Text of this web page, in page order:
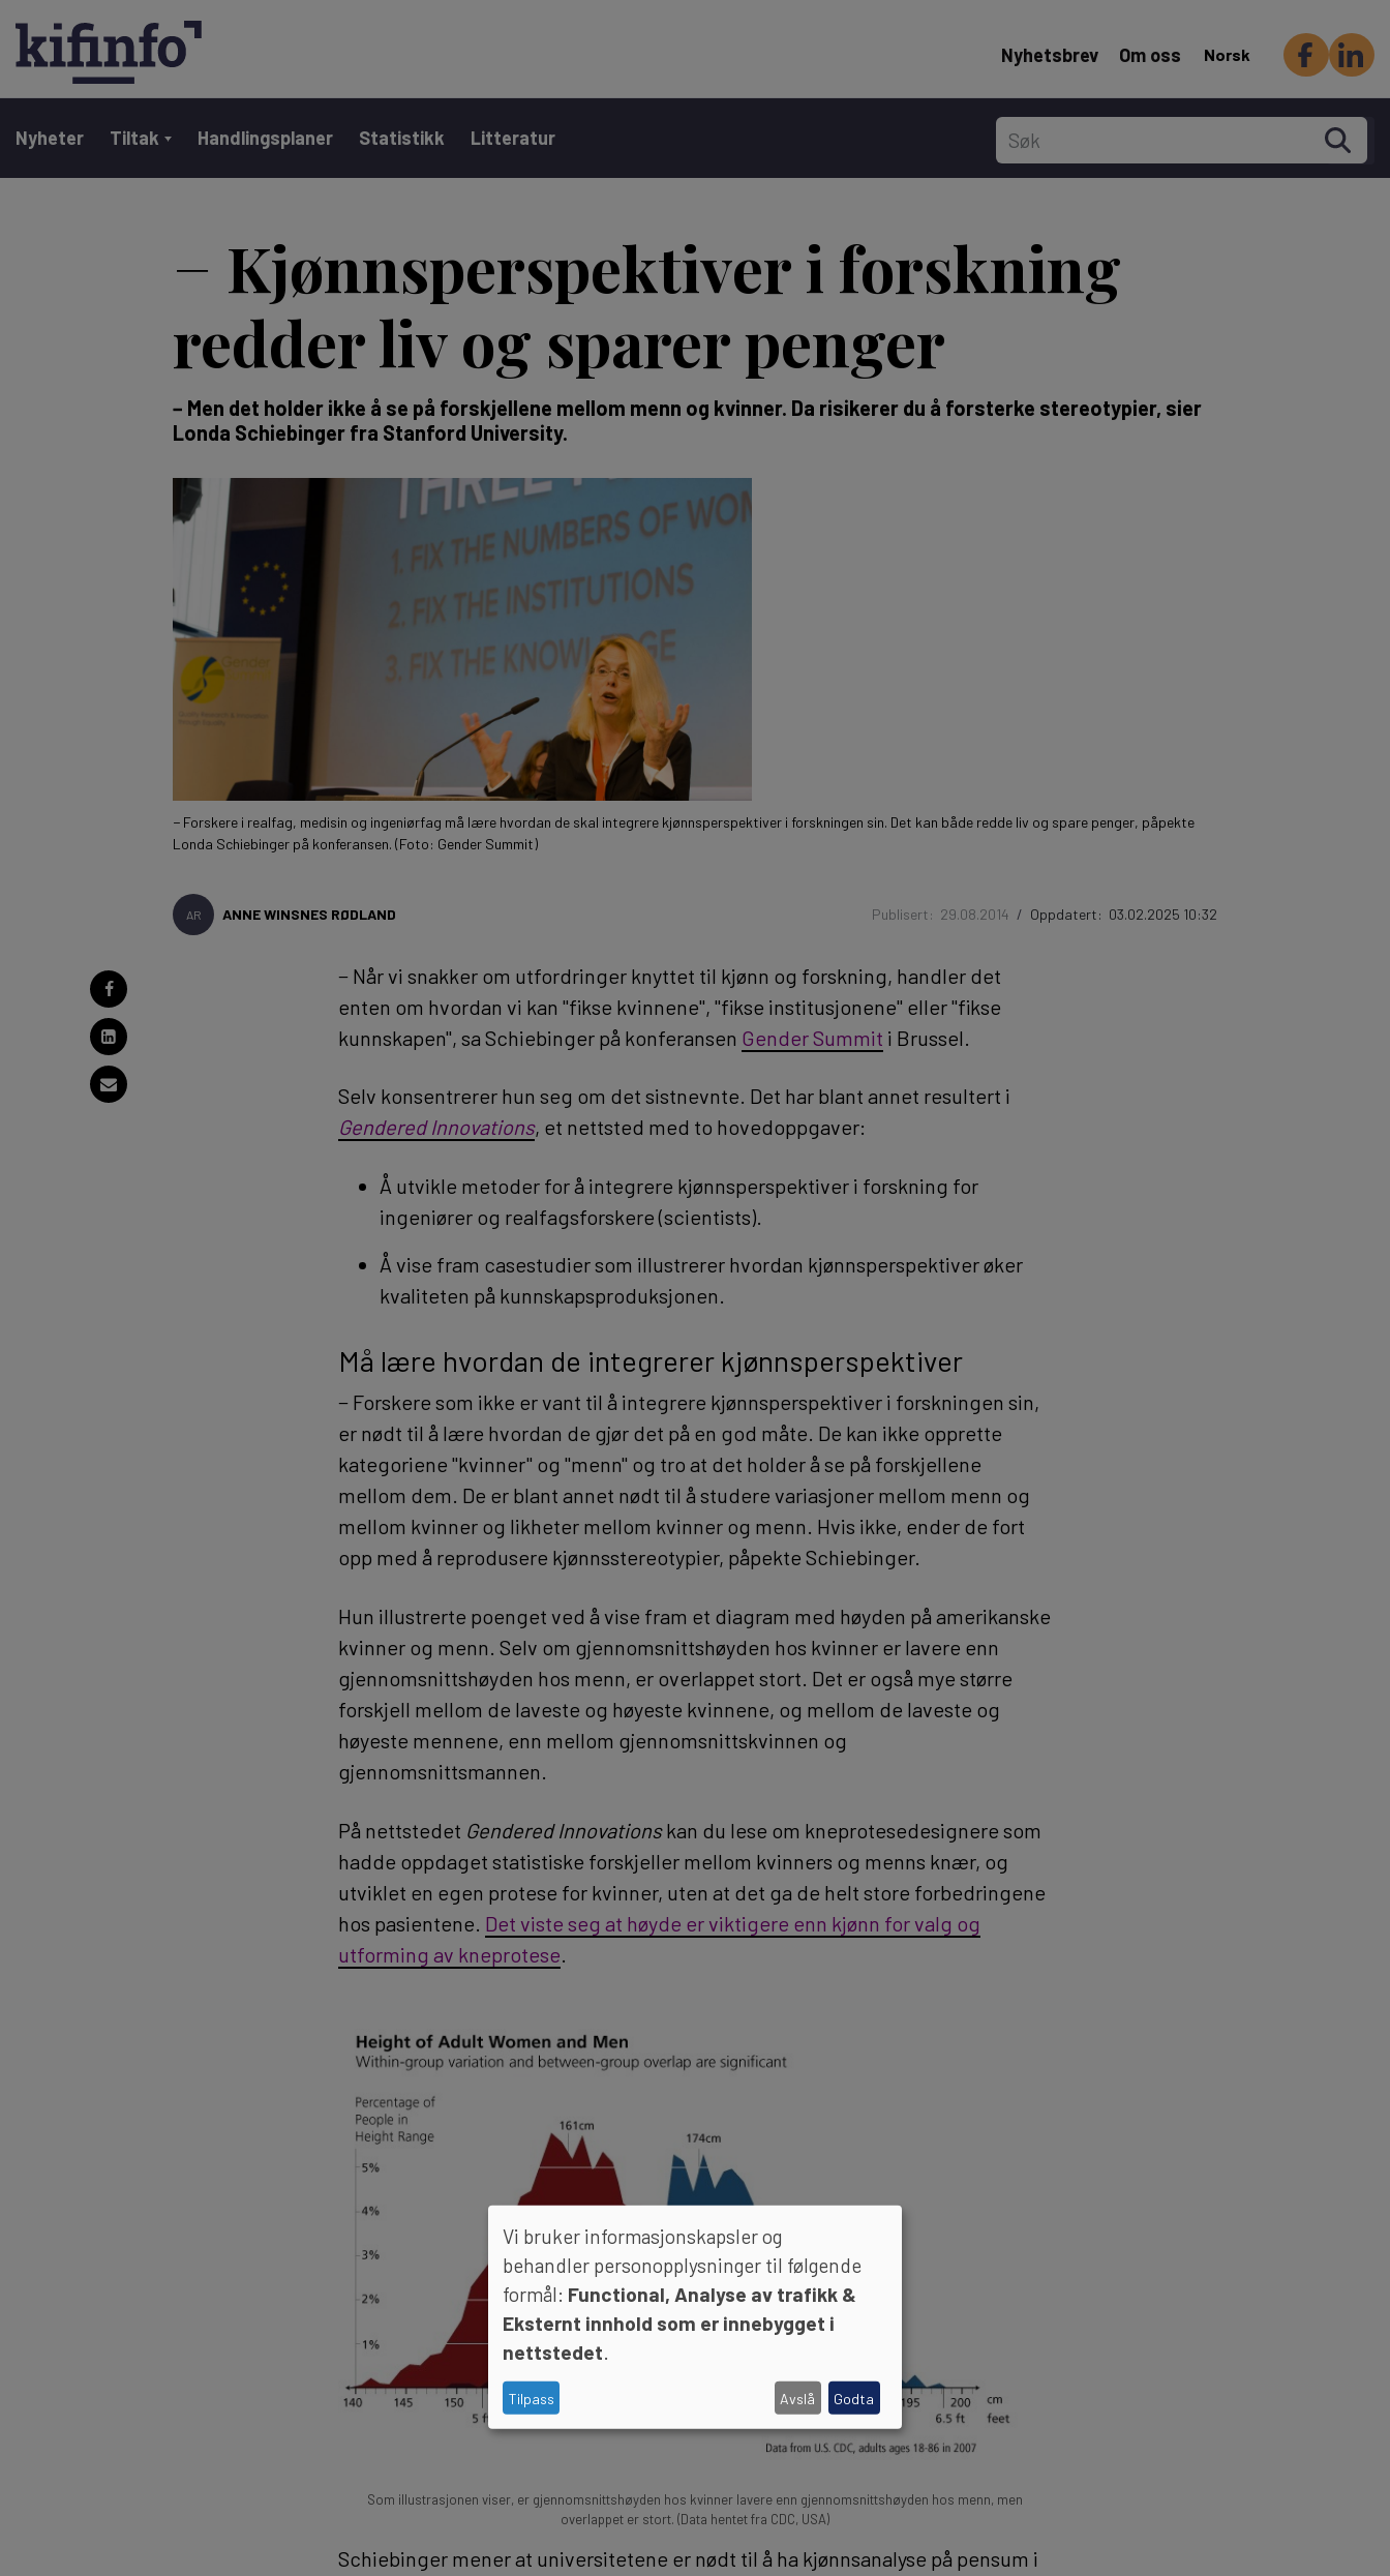
Header Secondary menu
Nyhetsbrev Om oss Norsk
Main navigation
Nyheter Tiltak Handlingsplaner Statistikk Litteratur
− Kjønnsperspektiver i forskning
redder liv og sparer penger
− Men det holder ikke å se på forskjellene mellom menn og kvinner. Da risikerer du å forsterke stereotypier, sier
Londa Schiebinger fra Stanford University.
− Forskere i realfag, medisin og ingeniørfag må lære hvordan de skal integrere kjønnsperspektiver i forskningen sin. Det kan både redde liv og spare penger, påpekte
Londa Schiebinger på konferansen. (Foto: Gender Summit)
AR ANNE WINSNES RØDLAND Publisert: 29.08.2014 / Oppdatert: 03.02.2025 10:32
− Når vi snakker om utfordringer knyttet til kjønn og forskning, handler det
enten om hvordan vi kan "fikse kvinnene", "fikse institusjonene" eller "fikse
kunnskapen", sa Schiebinger på konferansen Gender Summit i Brussel.
Selv konsentrerer hun seg om det sistnevnte. Det har blant annet resultert i
Gendered Innovations, et nettsted med to hovedoppgaver:
Å utvikle metoder for å integrere kjønnsperspektiver i forskning for
ingeniører og realfagsforskere (scientists).
Å vise fram casestudier som illustrerer hvordan kjønnsperspektiver øker
kvaliteten på kunnskapsproduksjonen.
Må lære hvordan de integrerer kjønnsperspektiver
− Forskere som ikke er vant til å integrere kjønnsperspektiver i forskningen sin,
er nødt til å lære hvordan de gjør det på en god måte. De kan ikke opprette
kategoriene "kvinner" og "menn" og tro at det holder å se på forskjellene
mellom dem. De er blant annet nødt til å studere variasjoner mellom menn og
mellom kvinner og likheter mellom kvinner og menn. Hvis ikke, ender de fort
opp med å reprodusere kjønnsstereotypier, påpekte Schiebinger.
Hun illustrerte poenget ved å vise fram et diagram med høyden på amerikanske
kvinner og menn. Selv om gjennomsnittshøyden hos kvinner er lavere enn
gjennomsnittshøyden hos menn, er overlappet stort. Det er også mye større
forskjell mellom de laveste og høyeste kvinnene, og mellom de laveste og
høyeste mennene, enn mellom gjennomsnittskvinnen og
gjennomsnittsmannen.
På nettstedet Gendered Innovationskan du lese om kneprotesedesignere som
hadde oppdaget statistiske forskjeller mellom kvinners og menns knær, og
utviklet en egen protese for kvinner, uten at det ga de helt store forbedringene
hos pasientene. Det viste seg at høyde er viktigere enn kjønn for valg og
utforming av kneprotese.
Som illustrasjonen viser, er gjennomsnittshøyden hos kvinner lavere enn gjennomsnittshøyden hos menn, men
overlappet er stort. (Data hentet fra CDC, USA)
Schiebinger mener at universitetene er nødt til å ha kjønnsanalyse på pensum i
Vi bruker informasjonskapsler og
behandler personopplysninger til følgende
formål: Functional, Analyse av trafikk &
Eksternt innhold som er innebygget i
nettstedet.
Tilpass Avslå Godta